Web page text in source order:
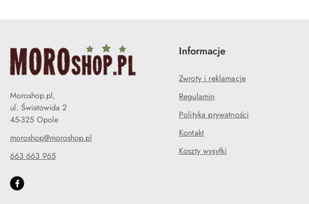
Moroshop.pl,
ul. Światowida 2
45-325 Opole
moroshop@moroshop.pl
663 663 965
Informacje
Zwroty i reklamacje
Regulamin
Polityka prywatności
Kontakt
Koszty wysyłki